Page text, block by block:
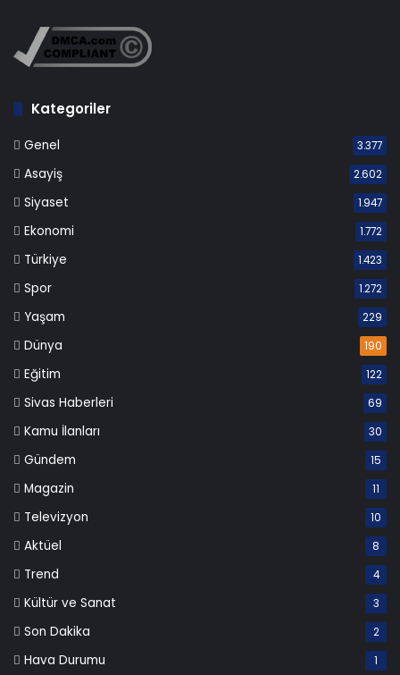
Kategoriler
Genel 3.377
Asayiş 2.602
Siyaset 1.947
Ekonomi 1.772
Türkiye 1.423
Spor 1.272
Yaşam 229
Dünya 190
Eğitim 122
Sivas Haberleri 69
Kamu İlanları 30
Gündem 15
Magazin 11
Televizyon 10
Aktüel 8
Trend 4
Kültür ve Sanat 3
Son Dakika 2
Hava Durumu 1